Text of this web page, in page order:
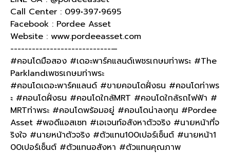
Call Center : 099•397•9695
Facebook : Pordee Asset
Website : www.pordeeasset.com
----------------------------—
#คอนโดมือสอง #เดอะพาร์คแลนด์เพชรเกษมท่าพระ #The
Parklandเพชรเกษมท่าพระ
#คอนโดเดอะพาร์คแลนด์ #ขายคอนโดฝั่งธน #คอนโดท่าพร
ะ #คอนโดฝั่งธน #คอนโดใกล้MRT #คอนโดใกล้รถไฟฟ้า #
MRTท่าพระ #คอนโดพร้อมอยู่ #คอนโดน่าลงทุน #Pordee
Asset #พอดีแอสเซท #เอเจนท์อสังหาตัวจริง #นายหน้าที่จ
ริงใจ #นายหน้าตัวจริง #ตัวแทน100เปอร์เซ็นต์ #นายหน้า1
00เปอร์เซ็นต์ #ตัวแทนอสังหา #ตัวแทนคุณภาพ